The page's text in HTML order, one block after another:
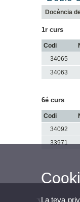
Docència
1r curs
Codi
34065
34063
6é curs
Codi
34092
33971
La teva